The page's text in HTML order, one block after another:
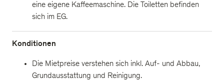
eine eigene Kaffeemaschine. Die Toiletten befinden
sich im EG.
Konditionen
Die Mietpreise verstehen sich inkl. Auf- und Abbau,
Grundausstattung und Reinigung.